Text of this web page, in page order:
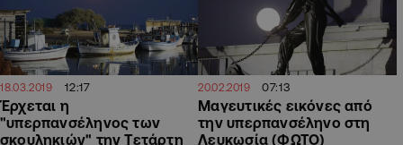
18.03.2019 12:17
Έρχεται η
"υπερπανσέληνος των
σκουληκιών" την Τετάρτη
20.02.2019 07:13
Μαγευτικές εικόνες από
την υπερπανσέληνο στη
Λευκωσία (ΦΩΤΟ)